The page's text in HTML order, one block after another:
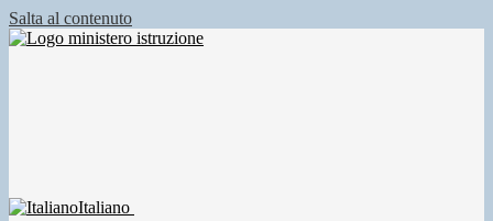
Salta al contenuto
Italiano